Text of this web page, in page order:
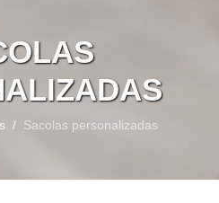
Sacolas personalizadas